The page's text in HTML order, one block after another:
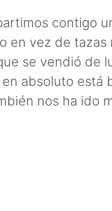
contigo
en vez de
se vendió de
absoluto está
nos ha ido